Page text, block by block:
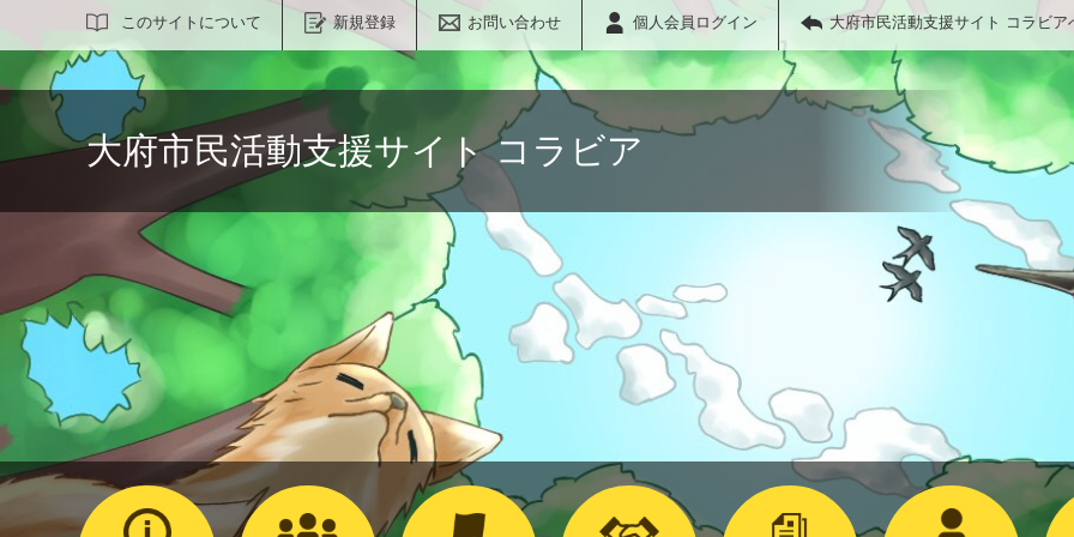
このサイトについて 新規登録 お問い合わせ 個人会員ログイン 大府市民活動支援サイト コラビア
サイト内検索
大府市民活動支援サイト コラビア